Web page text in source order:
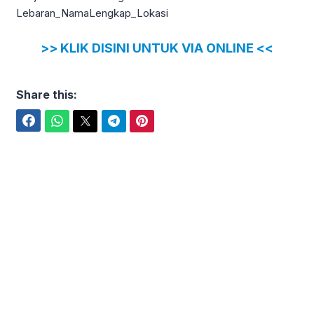
Lebaran_NamaLengkap_Lokasi
>> KLIK DISINI UNTUK VIA ONLINE <<
Share this: